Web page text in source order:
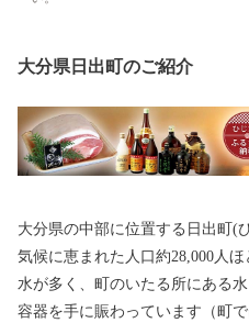
大分県日出町のご紹介
大分県の中部に位置する日出町(
気候に恵まれた人口約28,000人
水が多く、町のいたる所にある
容器を手に賑わっています（町